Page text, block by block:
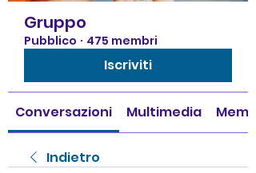
Gruppo
Pubblico · 475 membri
Iscriviti
Conversazioni Multimedia
Indietro